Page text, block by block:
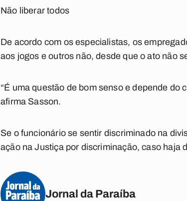
Não liberar todos
De acordo com os especialistas, os
aos jogos e outros não, desde que o ato não
“É uma questão de bom senso e depende do
afirma Sasson.
Se o funcionário se sentir discriminado na
ação na Justiça por discriminação, caso haja
Jornal da Paraíba